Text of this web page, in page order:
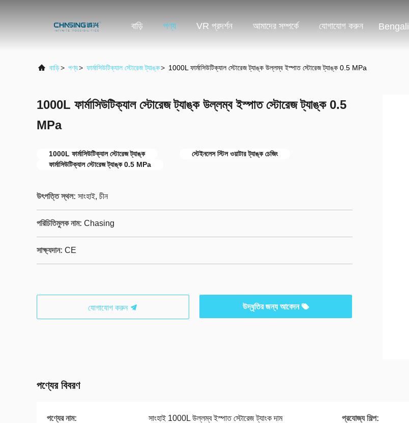
বাড়ি পণ্য VR প্রদর্শন আমাদের সম্পর্কে যোগাযোগ করুন Bengali
বাড়ি> পণ্য> ফার্মাসিউটিক্যাল স্টোরেজ ট্যাঙ্ক> 1000L ফার্মাসিউটিক্যাল স্টোরেজ ট্যাঙ্ক উল্লম্ব ইস্পাত স্টোরেজ ট্যাঙ্ক 0.5 MPa
1000L ফার্মাসিউটিক্যাল স্টোরেজ ট্যাঙ্ক উল্লম্ব ইস্পাত স্টোরেজ ট্যাঙ্ক 0.5
MPa
1000L ফার্মাসিউটিক্যাল স্টোরেজ ট্যাঙ্ক
স্টেইনলেস স্টিল ওয়াটার ট্যাঙ্ক চেজিং
ফার্মাসিউটিক্যাল স্টোরেজ ট্যাঙ্ক 0.5 MPa
উৎপত্তি স্থল: সাংহাই, চীন
পরিচিতিমুলক নাম: Chasing
সাক্ষ্যদান: CE
যোগাযোগ করুন উদ্ধৃতির জন্য আবেদন
পণ্যের বিবরণ
পণ্যের নাম: সাংহাই 1000L উল্লম্ব ইস্পাত স্টোরেজ ট্যাংক দাম প্রযোজ্য শিল্প: